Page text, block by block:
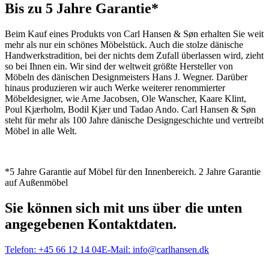
Bis zu 5 Jahre Garantie*
Beim Kauf eines Produkts von Carl Hansen & Søn erhalten Sie weit
mehr als nur ein schönes Möbelstück. Auch die stolze dänische
Handwerkstradition, bei der nichts dem Zufall überlassen wird, zieht
so bei Ihnen ein. Wir sind der weltweit größte Hersteller von
Möbeln des dänischen Designmeisters Hans J. Wegner. Darüber
hinaus produzieren wir auch Werke weiterer renommierter
Möbeldesigner, wie Arne Jacobsen, Ole Wanscher, Kaare Klint,
Poul Kjærholm, Bodil Kjær und Tadao Ando. Carl Hansen & Søn
steht für mehr als 100 Jahre dänische Designgeschichte und vertreibt
Möbel in alle Welt.
*5 Jahre Garantie auf Möbel für den Innenbereich. 2 Jahre Garantie
auf Außenmöbel
Sie können sich mit uns über die unten
angegebenen Kontaktdaten.
Telefon: +45 66 12 14 04E-Mail: info@carlhansen.dk